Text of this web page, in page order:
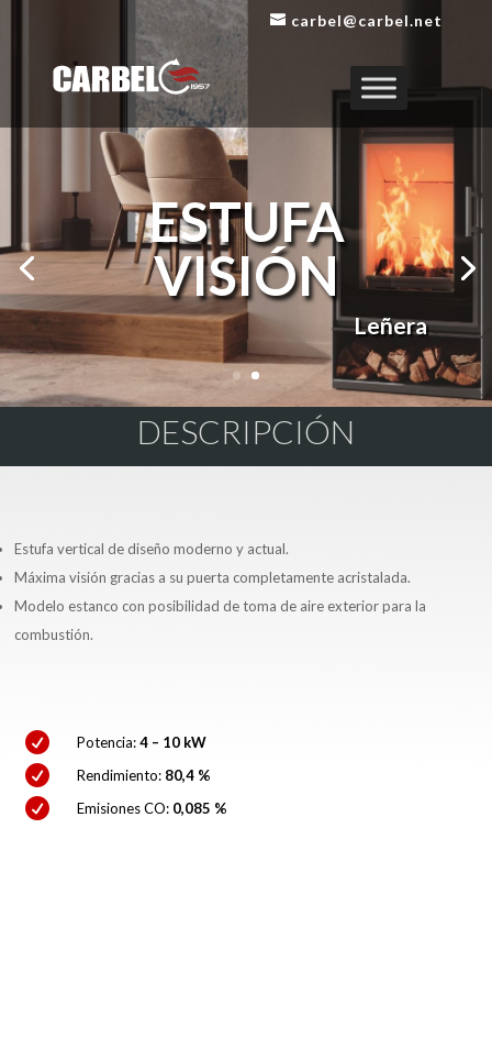
carbel@carbel.net
ESTUFA
VISIÓN
Leñera
DESCRIPCIÓN
Estufa vertical de diseño moderno y actual.
Máxima visión gracias a su puerta completamente acristalada.
Modelo estanco con posibilidad de toma de aire exterior para la
combustión.
 Potencia:4 – 10 kW
 Rendimiento: 80,4 %
 Emisiones CO: 0,085 %